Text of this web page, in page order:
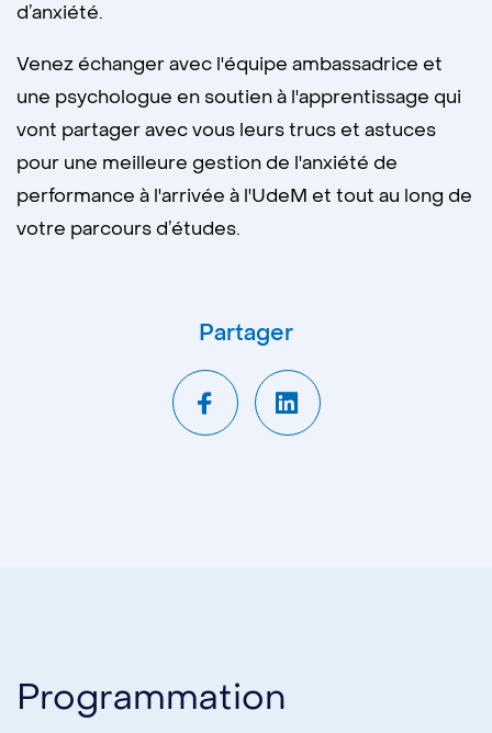
d’anxiété.
Venez échanger avec l'équipe ambassadrice et
une psychologue en soutien à l'apprentissage qui
vont partager avec vous leurs trucs et astuces
pour une meilleure gestion de l'anxiété de
performance à l'arrivée à l'UdeM et tout au long de
votre parcours d’études.
Partager
Programmation